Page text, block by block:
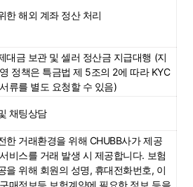
한 해외 계좌 정산 처리
대금 보관 및 셀러 정산금 지급대행 (지
정책은 특금법 제 5조의 2에 따라 KYC
류를 별도 요청할 수 있음)
채팅상담
한 거래환경을 위해 CHUBB사가 제공
비스를 거래 발생 시 제공합니다. 보험
을 위해 회원의 성명, 휴대전화번호, 이
매정보등 보험계약에 필요한 정보 등을